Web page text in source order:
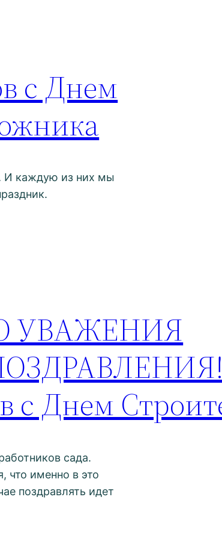
с Днем
И каждую из них мы
УВАЖЕНИЯ
с Днем
сада.
что именно в это
поздравлять идет